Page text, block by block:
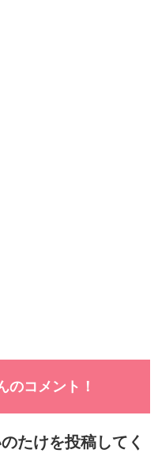
のコメント！
たけを投稿してく